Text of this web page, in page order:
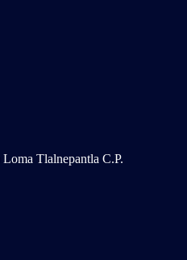
Tlalnepantla C.P.